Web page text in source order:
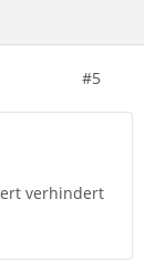
#5
verhindert